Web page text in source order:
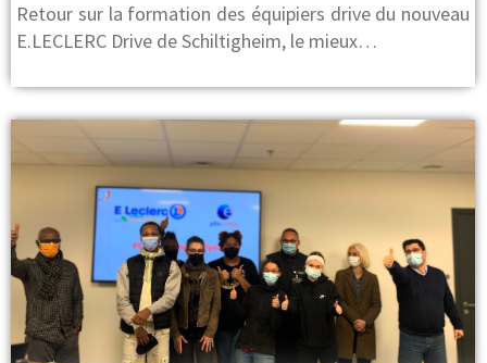
Retour sur la formation des équipiers drive du nouveau
E.LECLERC Drive de Schiltigheim, le mieux…